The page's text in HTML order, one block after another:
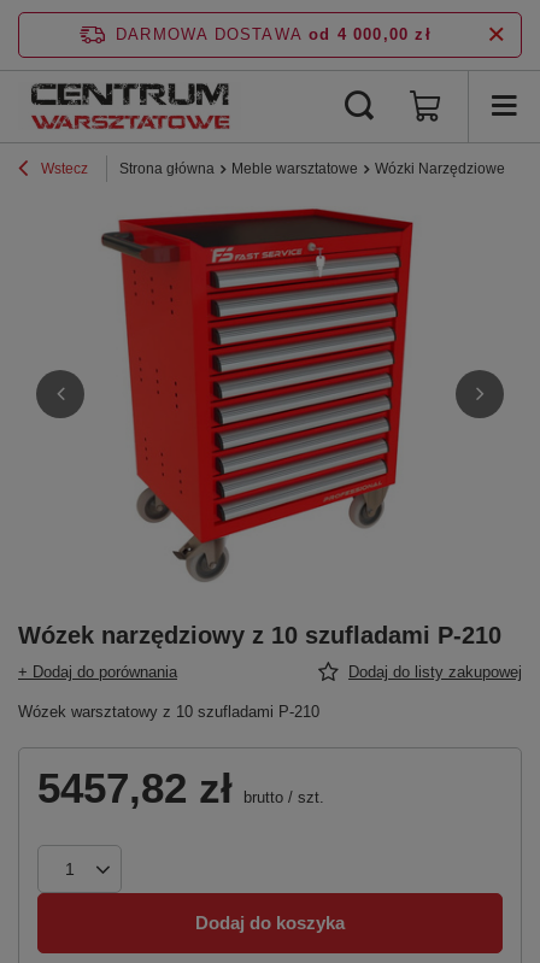
DARMOWA DOSTAWA od 4 000,00 zł
Wstecz Strona główna Meble warsztatowe Wózki Narzędziowe
Wózek narzędziowy z 10 szufladami P-210
+ Dodaj do porównania Dodaj do listy zakupowej
Wózek warsztatowy z 10 szufladami P-210
5457,82 zł brutto / szt.
Dodaj do koszyka